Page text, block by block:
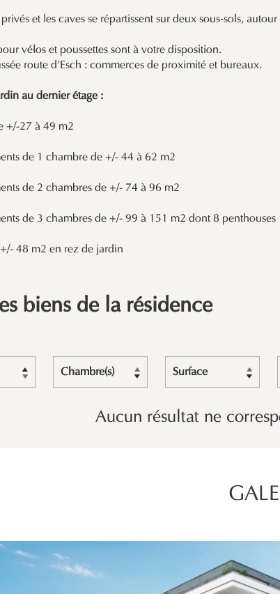
et les caves se répartissent sur deux sous-sols,
vélos et poussettes sont à votre disposition.
route d’Esch : commerces de proximité et bureaux.
au dernier étage :
+/-27 à 49 m2
de 1 chambre de +/- 44 à 62 m2
de 2 chambres de +/- 74 à 96 m2
de 3 chambres de +/- 99 à 151 m2 dont 8 penthouses
48 m2 en rez de jardin
biens de la résidence
Chambre(s) Surface
Aucun résultat ne